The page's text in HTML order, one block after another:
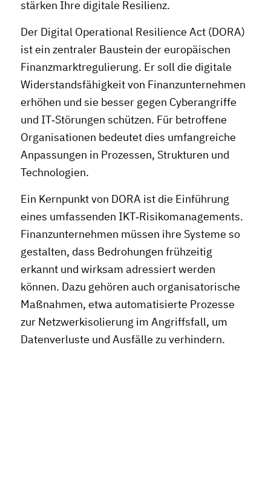
stärken Ihre digitale Resilienz.
Der Digital Operational Resilience Act (DORA)
ist ein zentraler Baustein der europäischen
Finanzmarktregulierung. Er soll die digitale
Widerstandsfähigkeit von Finanzunternehmen
erhöhen und sie besser gegen Cyberangriffe
und IT‑Störungen schützen. Für betroffene
Organisationen bedeutet dies umfangreiche
Anpassungen in Prozessen, Strukturen und
Technologien.
Ein Kernpunkt von DORA ist die Einführung
eines umfassenden IKT‑Risikomanagements.
Finanzunternehmen müssen ihre Systeme so
gestalten, dass Bedrohungen frühzeitig
erkannt und wirksam adressiert werden
können. Dazu gehören auch organisatorische
Maßnahmen, etwa automatisierte Prozesse
zur Netzwerkisolierung im Angriffsfall, um
Datenverluste und Ausfälle zu verhindern.